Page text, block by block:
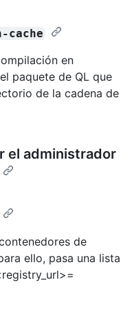
en
paquete de QL que
de la cadena de
el administrador
de
ello, pasa una lista